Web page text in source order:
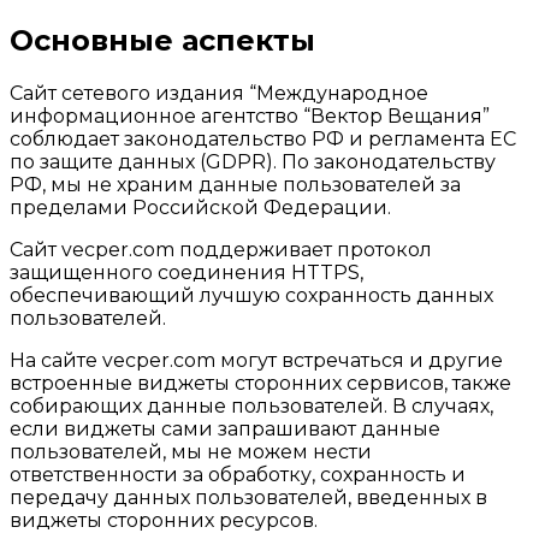
Основные аспекты
Сайт сетевого издания “Международное
информационное агентство “Вектор Вещания”
соблюдает законодательство РФ и регламента ЕС
по защите данных (GDPR). По законодательству
РФ, мы не храним данные пользователей за
пределами Российской Федерации.
Сайт vecper.com поддерживает протокол
защищенного соединения HTTPS,
обеспечивающий лучшую сохранность данных
пользователей.
На сайте vecper.com могут встречаться и другие
встроенные виджеты сторонних сервисов, также
собирающих данные пользователей. В случаях,
если виджеты сами запрашивают данные
пользователей, мы не можем нести
ответственности за обработку, сохранность и
передачу данных пользователей, введенных в
виджеты сторонних ресурсов.